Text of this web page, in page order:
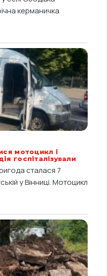
керманичка
мотоцикл і
госпіталізували
сталася 7
у Вінниці. Мотоцикл